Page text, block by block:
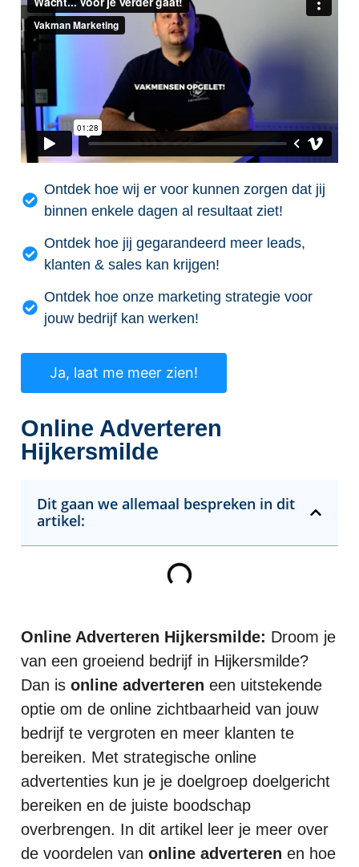
Ontdek hoe wij er voor kunnen zorgen dat jij
binnen enkele dagen al resultaat ziet!
Ontdek hoe jij gegarandeerd meer leads,
klanten & sales kan krijgen!
Ontdek hoe onze marketing strategie voor
jouw bedrijf kan werken!
Ja, laat me meer zien!
Online Adverteren
Hijkersmilde
Dit gaan we allemaal bespreken in dit
artikel:
Online Adverteren Hijkersmilde: Droom je
van een groeiend bedrijf in Hijkersmilde?
Dan is online adverteren een uitstekende
optie om de online zichtbaarheid van jouw
bedrijf te vergroten en meer klanten te
bereiken. Met strategische online
advertenties kun je je doelgroep doelgericht
bereiken en de juiste boodschap
overbrengen. In dit artikel leer je meer over
de voordelen van online adverteren en hoe